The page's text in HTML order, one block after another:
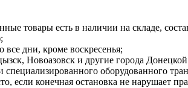
товары есть в наличии на складе,
все дни, кроме воскресенья;
Новоазовск и другие города
оборудованного
если конечная остановка не нарушает